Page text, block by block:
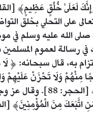
على التحلي بخلق
الله عليه وسلم في
في رسالة لعموم
به، قال سبحانه: ﴿
مِنْهُمْ وَلَا تَحْزَنْ
جَنَاحَكَ لِلْمُؤْمِنِينَ ﴾ [الحجر: 88].
مِنَ الْمُؤْمِنِينَ﴾